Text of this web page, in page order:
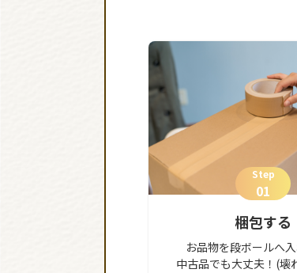
Step
01
梱包する
お品物を段ボールへ
中古品でも大丈夫！(壊